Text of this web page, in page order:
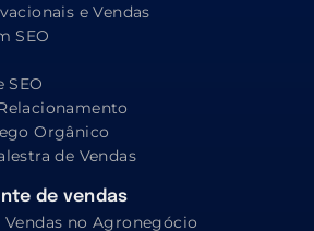
e Vendas
SEO​
SEO
Orgânico
de Vendas
de vendas
Vendas no Agronegócio